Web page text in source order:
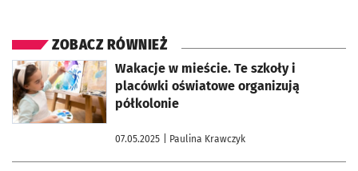
ZOBACZ RÓWNIEŻ
Wakacje w mieście. Te szkoły i
placówki oświatowe organizują
półkolonie
07.05.2025 | Paulina Krawczyk
otworzy się w nowej karcie